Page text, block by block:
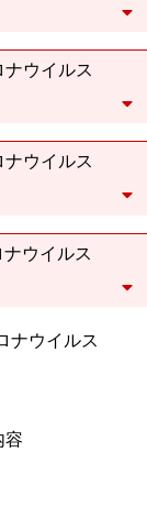
ウイルス
ウイルス
ウイルス
ナウイルス
容